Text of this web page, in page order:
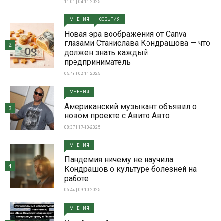
11:01 | 04-11-2025
МНЕНИЯ СОБЫТИЯ
Новая эра воображения от Canva
глазами Станислава Кондрашова — что
должен знать каждый
предприниматель
05:48 | 02-11-2025
2
МНЕНИЯ
Американский музыкант объявил о
новом проекте с Авито Авто
08:37 | 17-10-2025
3
МНЕНИЯ
Пандемия ничему не научила:
Кондрашов о культуре болезней на
работе
06:44 | 09-10-2025
4
МНЕНИЯ